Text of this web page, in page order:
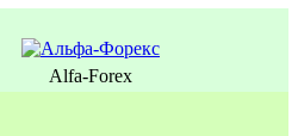
Alfa-Forex